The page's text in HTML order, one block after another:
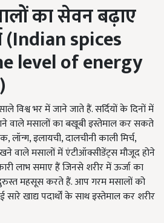
का सेवन बढ़ाए
(Indian spices
level of energy
विश्व भर में जाने जाते हैं. सर्दियों के दिनों में
वाले मसालों का बखूबी इस्तेमाल कर सकते
इलायची, दालचीनी काली मिर्च,
वाले मसालों में एंटीऑक्सीडेंट्स मौजूद होने
लाभ समाए हैं जिनसे शरीर में ऊर्जा का
महसूस करते हैं. आप गरम मसालों को
खाद्य पदार्थों के साथ इस्तेमाल कर शरीर